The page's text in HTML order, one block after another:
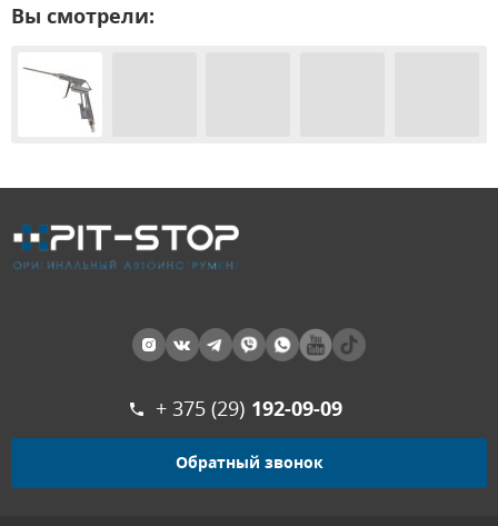
Вы смотрели:
+ 375 (29) 192-09-09
Обратный звонок